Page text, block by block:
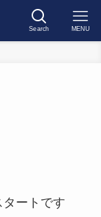
Search MENU
ートです